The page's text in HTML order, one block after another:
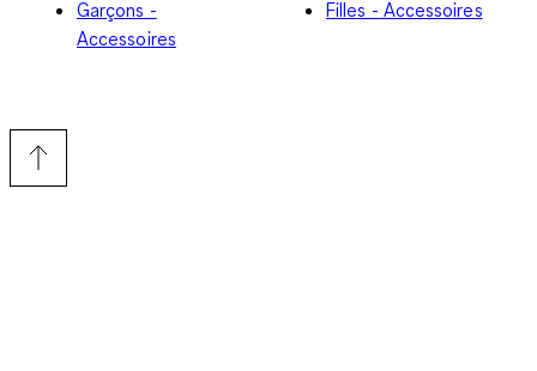
Garçons -
Accessoires
Filles - Accessoires